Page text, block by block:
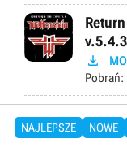
v.5.4.3

Pobrań:
NAJLEPSZE NOWE